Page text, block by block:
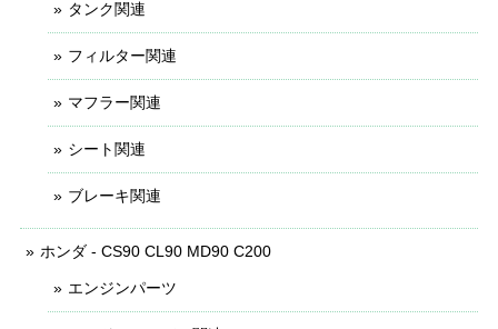
タンク関連
フィルター関連
マフラー関連
シート関連
ブレーキ関連
ホンダ - CS90 CL90 MD90 C200
エンジンパーツ